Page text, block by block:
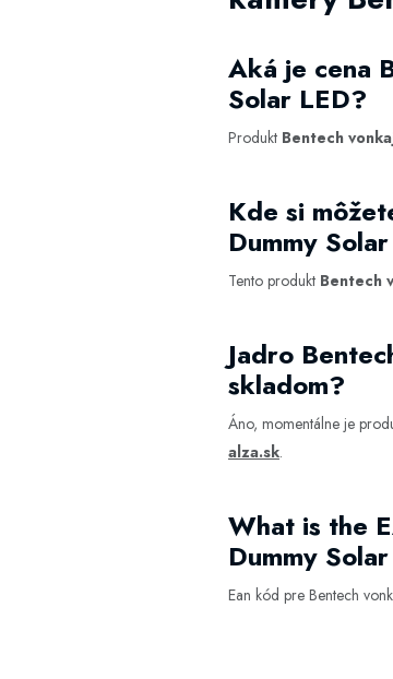
Aká je cena
Solar LED?
Produkt Bentech
Kde si
Dummy
Tento produkt Bentech
Jadro
skladom?
Áno, momentálne je
alza.sk.
What is the
Dummy
Ean kód pre Bentech